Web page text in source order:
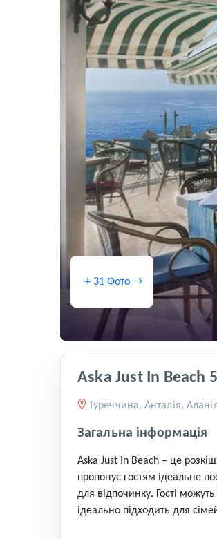
+ 31 Фото →
Aska Just In Beach
Туреччина, Анталія,
Загальна інформація
Aska Just In Beach – це
пропонує гостям ідеальне
для відпочинку. Гості
ідеально підходить для